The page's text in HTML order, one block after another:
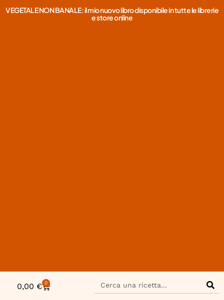
VEGETALE NON BANALE: il mio nuovo libro disponibile in tutte le librerie
e store online
0,00 € 0